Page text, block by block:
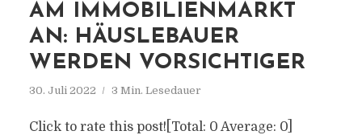
AM IMMOBILIENMARKT
AN: HÄUSLEBAUER
WERDEN VORSICHTIGER
30. Juli 2022 3 Min. Lesedauer
Click to rate this post![Total: 0 Average: 0]